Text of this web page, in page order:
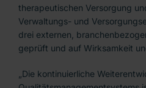
therapeutischen Versorgung
Verwaltungs- und
drei externen,
geprüft und auf Wirksamkeit
„Die kontinuierliche